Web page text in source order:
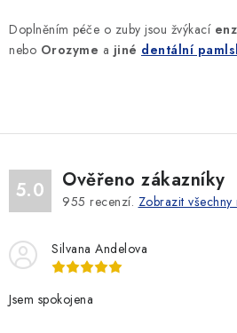
u
Doplněním péče o zuby jsou žvýkací
nebo Orozyme a jiné dentální
5.0 Ověřeno zákazníky
955 recenzí. Zobrazit všechny
Silvana Andelova
Jsem spokojena